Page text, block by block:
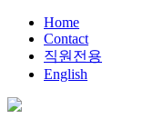
Home
Contact
직원전용
English